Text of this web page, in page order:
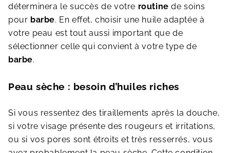
déterminera le succès de votre routine de soins
pour barbe. En effet, choisir une huile adaptée à
votre peau est tout aussi important que de
sélectionner celle qui convient à votre type de
barbe.
Peau sèche : besoin d’huiles riches
Si vous ressentez des tiraillements après la douche,
si votre visage présente des rougeurs et irritations,
ou si vos pores sont étroits et très resserrés, vous